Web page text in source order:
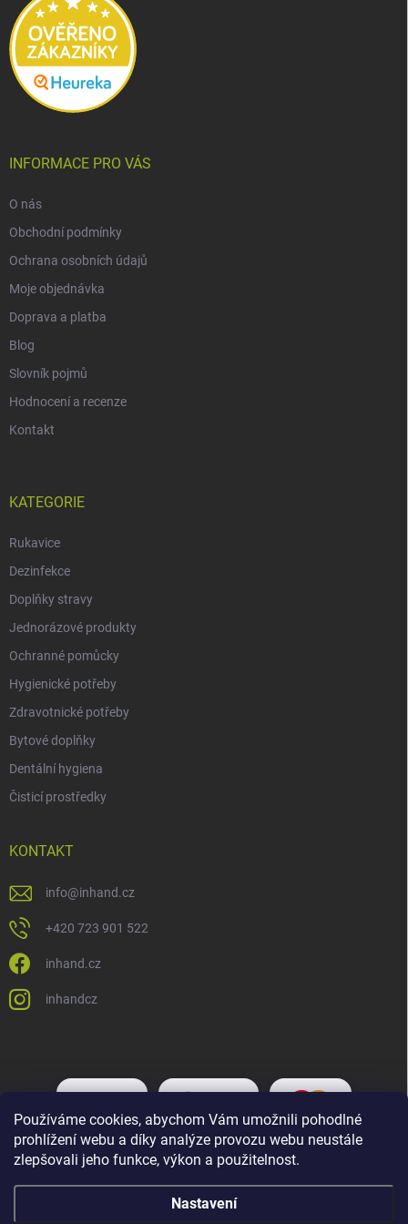
Používáme cookies, abychom Vám umožnili pohodlné
prohlížení webu a díky analýze provozu webu neustále
zlepšovali jeho funkce, výkon a použitelnost.
Nastavení
INFORMACE PRO VÁS
O nás
Obchodní podmínky
Ochrana osobních údajů
Moje objednávka
Doprava a platba
Blog
Slovník pojmů
Hodnocení a recenze
Kontakt
KATEGORIE
Rukavice
Dezinfekce
Doplňky stravy
Jednorázové produkty
Ochranné pomůcky
Hygienické potřeby
Zdravotnické potřeby
Bytové doplňky
Dentální hygiena
Čisticí prostředky
KONTAKT
info@inhand.cz
+420 723 901 522
inhand.cz
inhandcz